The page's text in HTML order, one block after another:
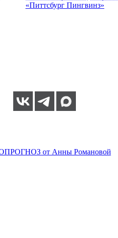
«Питтсбург Пингвинз»
от Анны Романовой